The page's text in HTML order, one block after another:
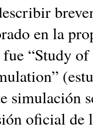
en la
“Study
simulación
oficial